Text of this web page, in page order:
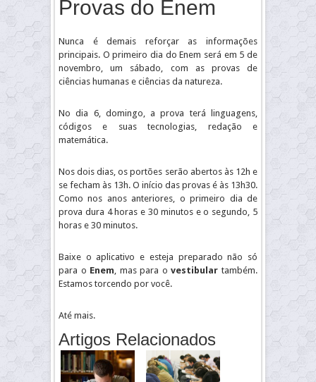
Provas do Enem
Nunca é demais reforçar as informações
principais. O primeiro dia do Enem será em 5 de
novembro, um sábado, com as provas de
ciências humanas e ciências da natureza.
No dia 6, domingo, a prova terá linguagens,
códigos e suas tecnologias, redação e
matemática.
Nos dois dias, os portões serão abertos às 12h e
se fecham às 13h. O início das provas é às 13h30.
Como nos anos anteriores, o primeiro dia de
prova dura 4 horas e 30 minutos e o segundo, 5
horas e 30 minutos.
Baixe o aplicativo e esteja preparado não só
para o Enem, mas para ovestibular também.
Estamos torcendo por você.
Até mais.
Artigos Relacionados